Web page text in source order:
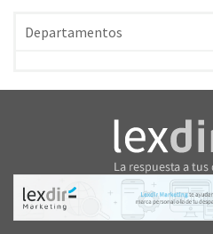
Departamentos